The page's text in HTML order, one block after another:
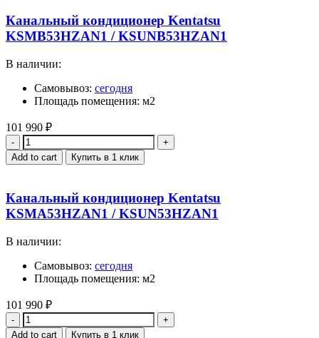
Канальный кондиционер Kentatsu
KSMB53HZAN1 / KSUNB53HZAN1
В наличии:
Самовывоз: сегодня
Площадь помещения: м2
101 990 ₽
Quantity
Add to cart Купить в 1 клик
Канальный кондиционер Kentatsu
KSMA53HZAN1 / KSUN53HZAN1
В наличии:
Самовывоз: сегодня
Площадь помещения: м2
101 990 ₽
Quantity
Add to cart Купить в 1 клик